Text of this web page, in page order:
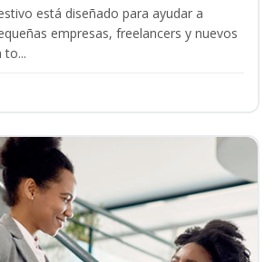
está diseñado para ayudar a
empresas, freelancers y nuevos
to...